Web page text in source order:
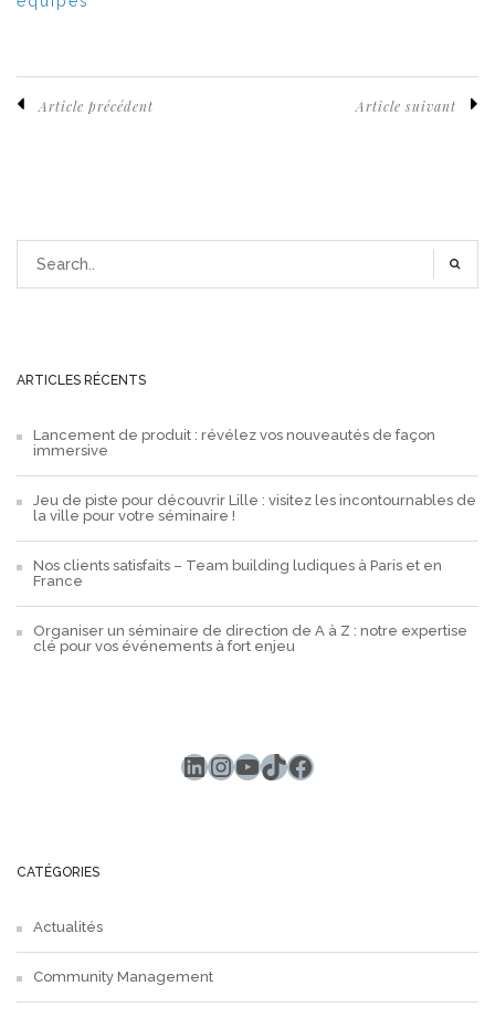
Article précédent Article suivant
ARTICLES RÉCENTS
Lancement de produit : révélez vos nouveautés de façon
immersive
Jeu de piste pour découvrir Lille : visitez les incontournables de
la ville pour votre séminaire !
Nos clients satisfaits – Team building ludiques à Paris et en
France
Organiser un séminaire de direction de A à Z : notre expertise
clé pour vos événements à fort enjeu
LinkedIn
Instagram
YouTube
TikTok
Facebook
CATÉGORIES
Actualités
Community Management